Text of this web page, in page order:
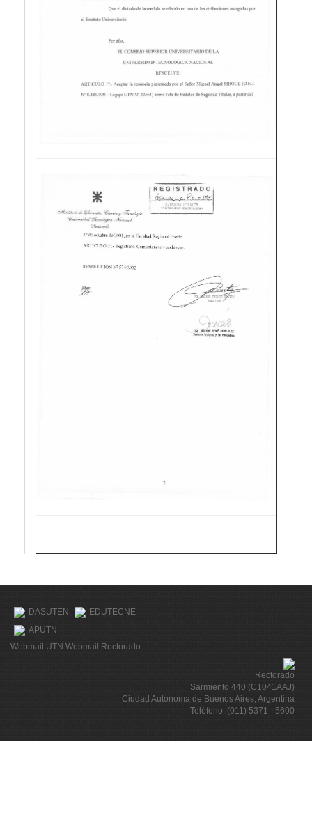
DASUTEN
EDUTECNE
APUTN
Webmail UTN Webmail Rectorado
Rectorado
Sarmiento 440 (C1041AAJ)
Ciudad Autónoma de Buenos Aires, Argentina
Teléfono: (011) 5371 - 5600